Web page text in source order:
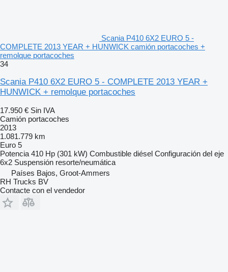
Scania P410 6X2 EURO 5 -
COMPLETE 2013 YEAR + HUNWICK camión portacoches +
remolque portacoches
34
Scania P410 6X2 EURO 5 - COMPLETE 2013 YEAR +
HUNWICK + remolque portacoches
17.950 € Sin IVA
Camión portacoches
2013
1.081.779 km
Euro 5
Potencia 410 Hp (301 kW) Combustible diésel Configuración del eje
6x2 Suspensión resorte/neumática
Países Bajos, Groot-Ammers
RH Trucks BV
Contacte con el vendedor